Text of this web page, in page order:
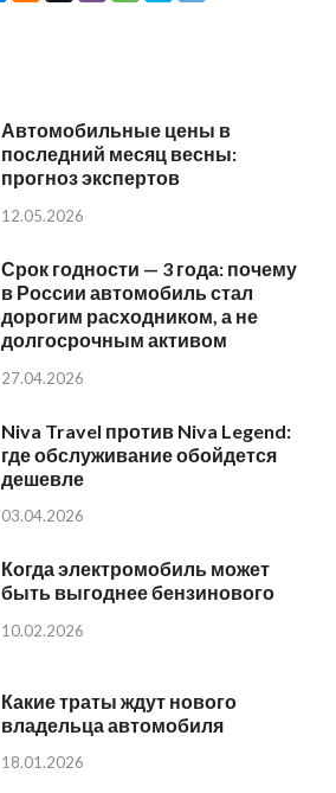
Автомобильные цены в
последний месяц весны:
прогноз экспертов
12.05.2026
Срок годности — 3 года: почему
в России автомобиль стал
дорогим расходником, а не
долгосрочным активом
27.04.2026
Niva Travel против Niva Legend:
где обслуживание обойдется
дешевле
03.04.2026
Когда электромобиль может
быть выгоднее бензинового
10.02.2026
Какие траты ждут нового
владельца автомобиля
18.01.2026